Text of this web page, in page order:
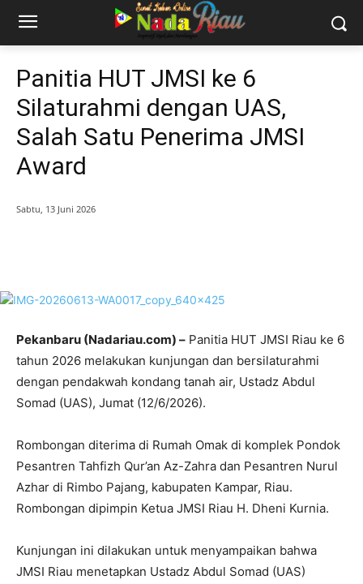
Panitia HUT JMSI ke 6
Silaturahmi dengan UAS,
Salah Satu Penerima JMSI
Award
Sabtu, 13 Juni 2026
Pekanbaru (Nadariau.com) – Panitia HUT JMSI Riau ke 6
tahun 2026 melakukan kunjungan dan bersilaturahmi
dengan pendakwah kondang tanah air, Ustadz Abdul
Somad (UAS), Jumat (12/6/2026).
Rombongan diterima di Rumah Omak di komplek Pondok
Pesantren Tahfizh Qur’an Az-Zahra dan Pesantren Nurul
Azhar di Rimbo Pajang, kabupaten Kampar, Riau.
Rombongan dipimpin Ketua JMSI Riau H. Dheni Kurnia.
Kunjungan ini dilakukan untuk menyampaikan bahwa
JMSI Riau menetapkan Ustadz Abdul Somad (UAS)